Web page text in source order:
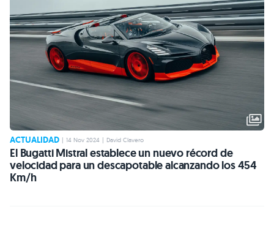
ACTUALIDAD | 14 Nov 2024 | David Clavero
El Bugatti Mistral establece un nuevo récord de
velocidad para un descapotable alcanzando los 454
Km/h